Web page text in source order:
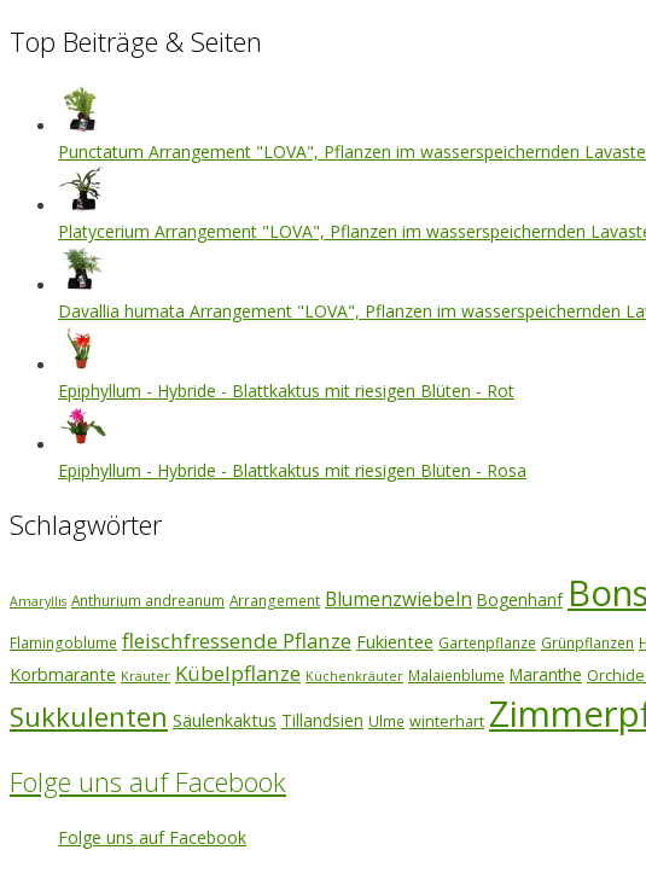
Top Beiträge & Seiten
Punctatum Arrangement "LOVA", Pflanzen im wasserspeichernden
Platycerium Arrangement "LOVA", Pflanzen im wasserspeichernden
Davallia humata Arrangement "LOVA", Pflanzen im wasserspeichernden
Epiphyllum - Hybride - Blattkaktus mit riesigen Blüten - Rot
Epiphyllum - Hybride - Blattkaktus mit riesigen Blüten - Rosa
Schlagwörter
Amaryllis Anthurium andreanum Arrangement Blumenzwiebeln Bogenhanf
Flamingoblume fleischfressende Pflanze Fukientee Gartenpflanze Grünpflanzen
Korbmarante Kräuter Kübelpflanze Küchenkräuter Malaienblume Maranthe
Sukkulenten Säulenkaktus Tillandsien Ulme winterhart
Folge uns auf Facebook
Folge uns auf Facebook